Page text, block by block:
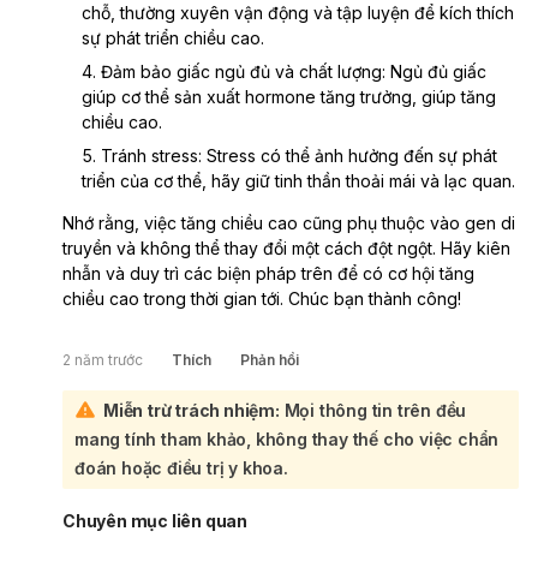
chỗ, thường xuyên vận động và tập luyện để kích thích
sự phát triển chiều cao.
Đảm bảo giấc ngủ đủ và chất lượng: Ngủ đủ giấc
giúp cơ thể sản xuất hormone tăng trưởng, giúp tăng
chiều cao.
Tránh stress: Stress có thể ảnh hưởng đến sự phát
triển của cơ thể, hãy giữ tinh thần thoải mái và lạc quan.
Nhớ rằng, việc tăng chiều cao cũng phụ thuộc vào gen di
truyền và không thể thay đổi một cách đột ngột. Hãy kiên
nhẫn và duy trì các biện pháp trên để có cơ hội tăng
chiều cao trong thời gian tới. Chúc bạn thành công!
2 năm trước Thích Phản hồi
Miễn trừ trách nhiệm: Mọi thông tin trên đều
mang tính tham khảo, không thay thế cho việc chẩn
đoán hoặc điều trị y khoa.
Chuyên mục liên quan